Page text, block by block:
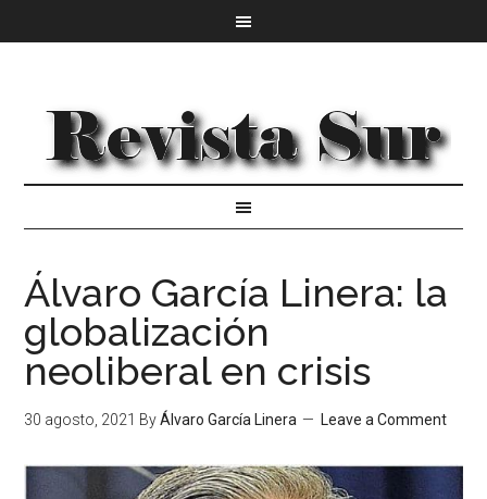
Álvaro García Linera: la
globalización
neoliberal en crisis
30 agosto, 2021 ByÁlvaro García Linera Leave a Comment